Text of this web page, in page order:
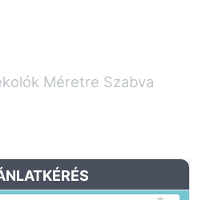
Méretre Szabva